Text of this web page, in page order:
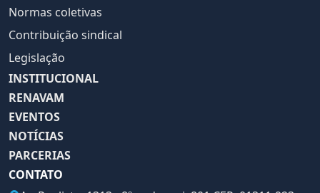
Normas coletivas
Contribuição sindical
Legislação
INSTITUCIONAL
RENAVAM
EVENTOS
NOTÍCIAS
PARCERIAS
CONTATO